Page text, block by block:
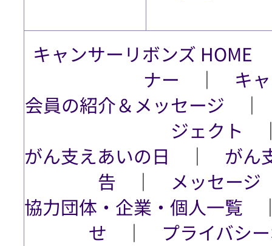
キャンサーリボンズ HOME
ナー │ キ
会員の紹介＆メッセージ
ジェクト
がん支えあいの日
│ がん
告 │ メッセージ
協力団体・企業・個人一覧
せ │ プライバシ